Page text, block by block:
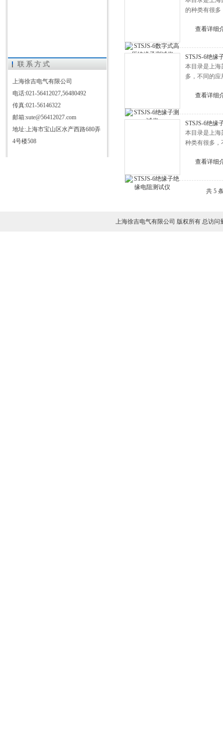
联系方式
上海徐吉电气有限公司
电话:021-56412027,56480492
传真:021-56146322
邮箱:sute@56412027.com
地址:上海市宝山区水产西路680弄
4号楼508
的种类有很多
查看详细
STSJS-6绝缘
本目录是上海
多，不同的
查看详细
STSJS-6绝缘
本目录是上海
种类有很多，
查看详细
共 5
上海徐吉电气有限公司 版权所有 总访问